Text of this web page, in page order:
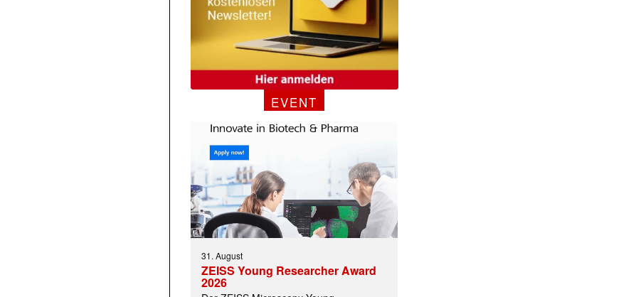
EVENT
31. August
ZEISS Young Researcher Award
2026